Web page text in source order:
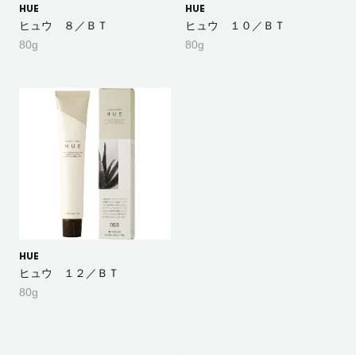
HUE
ヒュウ ８／ＢＴ
80g
HUE
ヒュウ １０／ＢＴ
80g
HUE
ヒュウ １２／ＢＴ
80g